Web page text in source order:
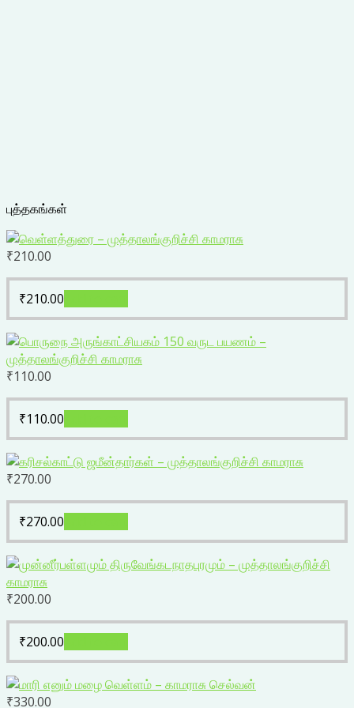
புத்தகங்கள்
₹210.00
₹210.00
₹110.00
₹110.00
₹270.00
₹270.00
₹200.00
₹200.00
₹330.00